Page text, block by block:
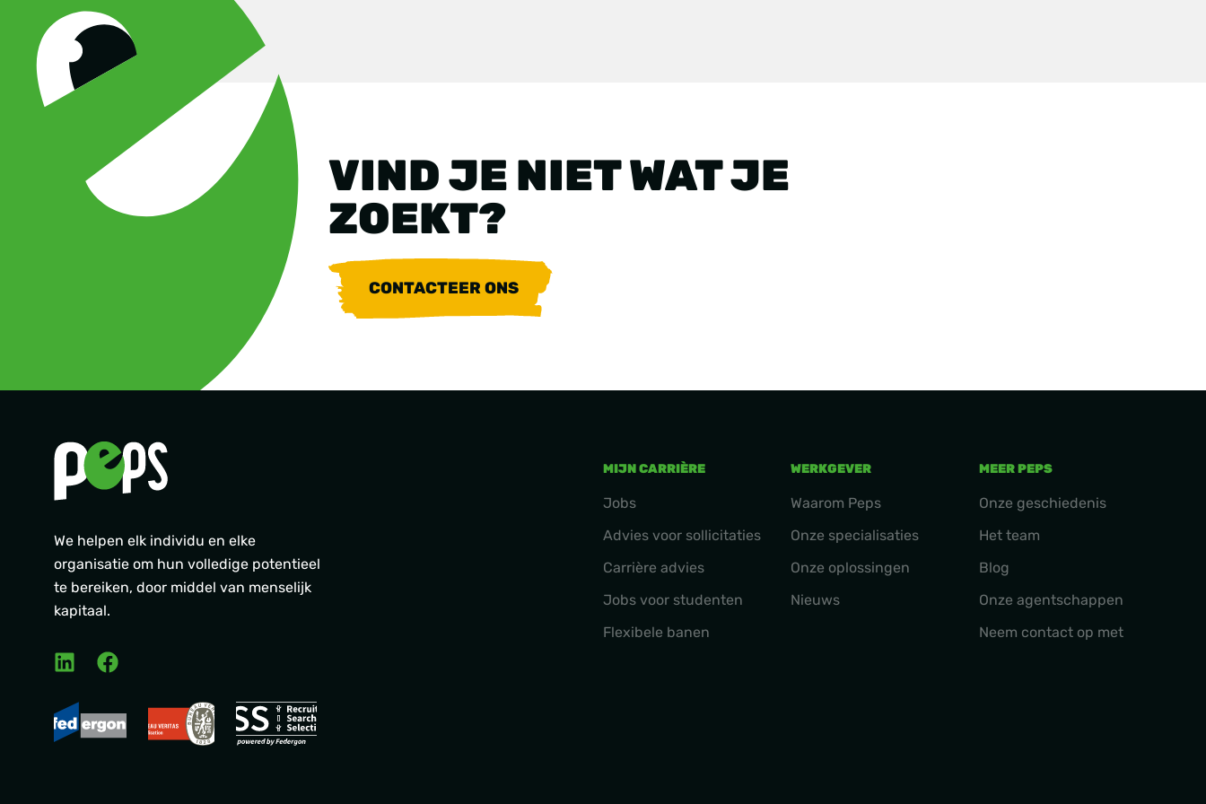
VIND JE NIET WAT JE
ZOEKT?
CONTACTEER ONS
We helpen elk individu en elke
organisatie om hun volledige potentieel
te bereiken, door middel van menselijk
kapitaal.
MIJN CARRIÈRE
Jobs
Advies voor sollicitaties
Carrière advies
Jobs voor studenten
Flexibele banen
WERKGEVER
Waarom Peps
Onze specialisaties
Onze oplossingen
Nieuws
MEER PEPS
Onze geschiedenis
Het team
Blog
Onze agentschappen
Neem contact op met